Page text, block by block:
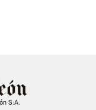
S.A.